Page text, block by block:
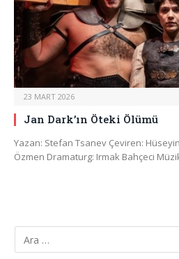
23 MART 2026
Jan Dark’ın Öteki Ölümü
Yazan: Stefan Tsanev Çeviren:
Özmen Dramaturg: Irmak Bahçeci